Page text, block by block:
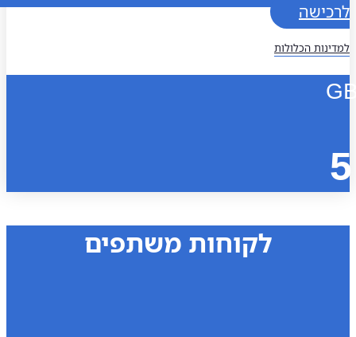
הכלולות
לקוחות משתפים